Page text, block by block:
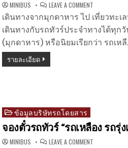
MINIBUS LEAVE A COMMENT
จอง
ตั๋ว
รถ
ทัวร์
“รถ
รุ่งเรือง(มุกดา
เส้น
เดินทางจากมุกดาหาร ไป เที่ยวทะ
เดินทางกับรถทัวร์ประจำทางได้ทุกวั
(มุกดาหาร) หรือนิยมเรียกว่า รถเห
รายละเอียด
Posted
in
ข้อมูลบริษัทรถโดยสาร
จองตั๋วรถทัวร์ “รถเหลือง รถรุ่
MINIBUS LEAVE A COMMENT